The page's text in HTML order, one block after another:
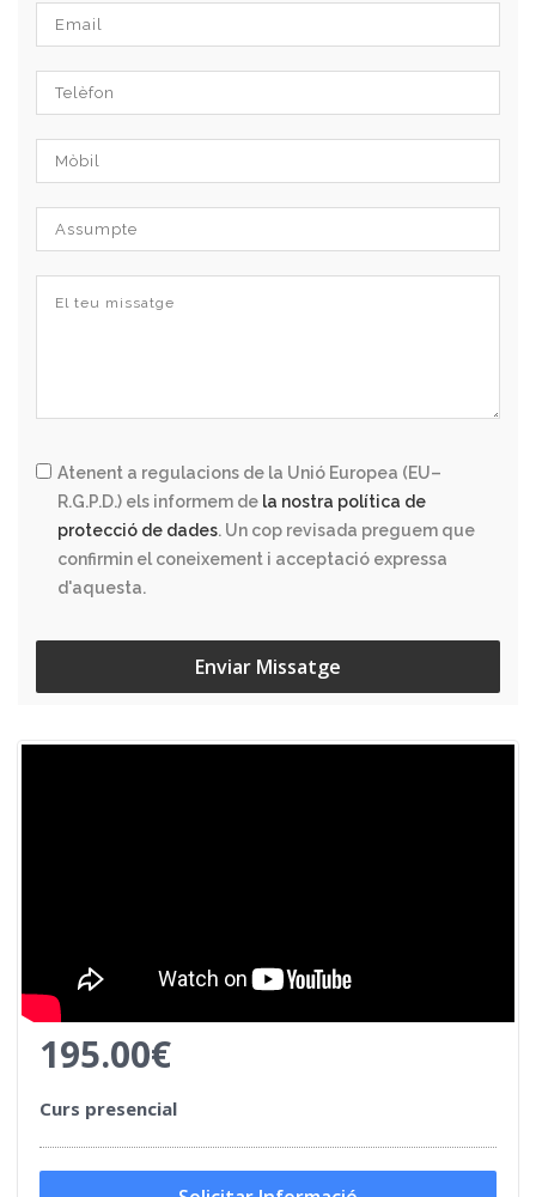
Atenent a regulacions de la Unió Europea (EU–
R.G.P.D.) els informem de la nostra política de
protecció de dades. Un cop revisada preguem que
confirmin el coneixement i acceptació expressa
d'aquesta.
Enviar Missatge
195.00€
Curs presencial